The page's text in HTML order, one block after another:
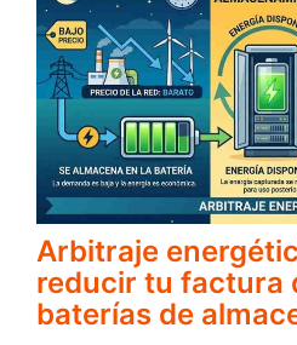
Arbitraje
reducir tu factura
baterías de